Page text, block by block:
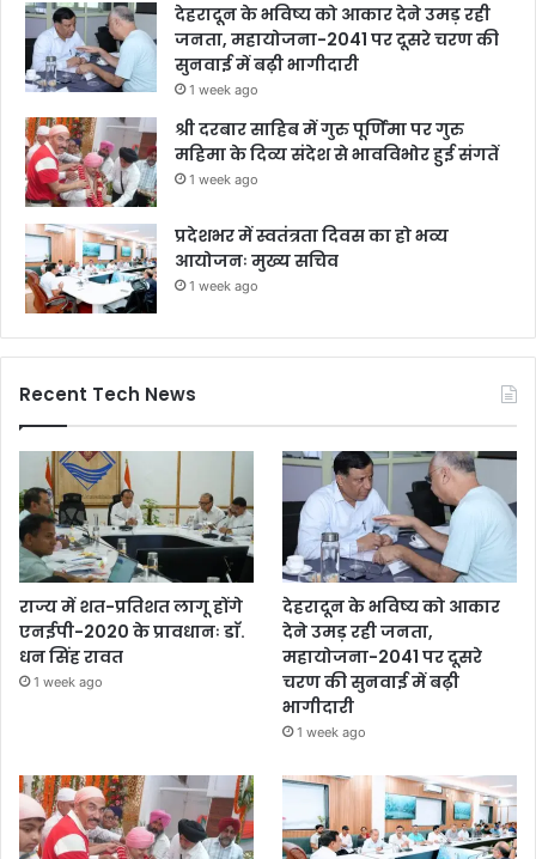
देहरादून के भविष्य को आकार देने उमड़ रही
जनता, महायोजना-2041 पर दूसरे चरण की
सुनवाई में बढ़ी भागीदारी
1 week ago
श्री दरबार साहिब में गुरु पूर्णिमा पर गुरु
महिमा के दिव्य संदेश से भावविभोर हुई संगतें
1 week ago
प्रदेशभर में स्वतंत्रता दिवस का हो भव्य
आयोजनः मुख्य सचिव
1 week ago
Recent Tech News
राज्य में शत-प्रतिशत लागू होंगे
एनईपी-2020 के प्रावधानः डाॅ.
धन सिंह रावत
1 week ago
देहरादून के भविष्य को आकार
देने उमड़ रही जनता,
महायोजना-2041 पर दूसरे
चरण की सुनवाई में बढ़ी
भागीदारी
1 week ago